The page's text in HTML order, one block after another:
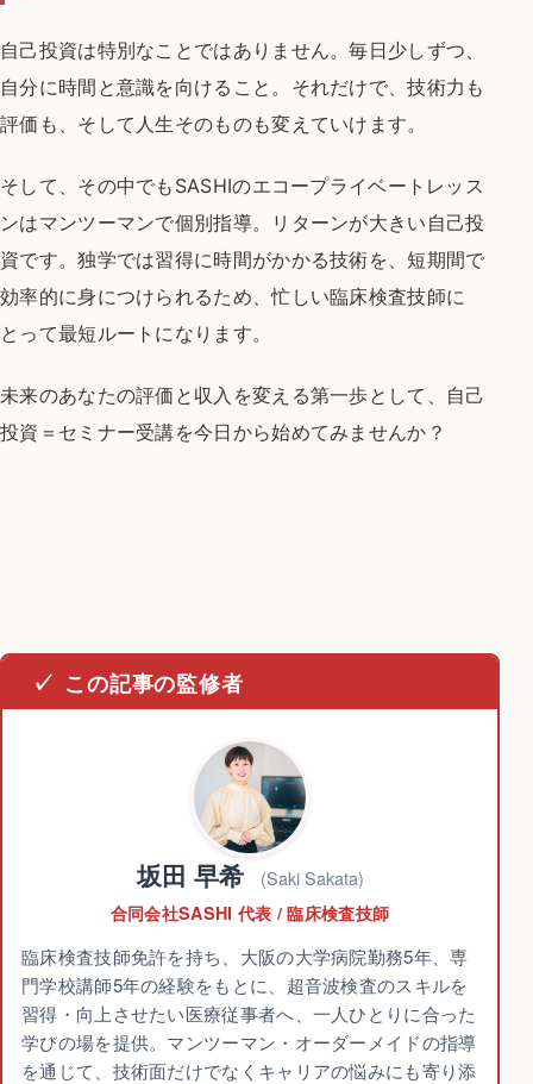
自己投資は特別なことではありません。毎日少しずつ、
自分に時間と意識を向けること。 それだけで、技術力も
評価も、そして人生そのものも変えていけます。
そして、その中でもSASHIのエコープライベートレッス
ンはマンツーマンで個別指導。
リターンが大きい自己投
資です。独学では習得に時間がかかる技術を、短期間で
効率的に身につけられるため、忙しい臨床検査技師に
とって最短ルートになります。
未来のあなたの評価と収入を変える第一歩として、
自己
投資＝セミナー受講を今日から始めてみませんか？
この記事の監修者
坂田 早希 (Saki Sakata)
合同会社SASHI 代表 / 臨床検査技師
臨床検査技師免許を持ち、大阪の大学病院勤務5年、専
門学校講師5年の経験をもとに、超音波検査のスキルを
習得・向上させたい医療従事者へ、一人ひとりに合った
学びの場を提供。マンツーマン・オーダーメイドの指導
を通じて、技術面だけでなくキャリアの悩みにも寄り添